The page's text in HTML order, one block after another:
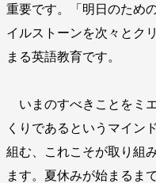
重要です。「明日のため
イルストーンを次々とク
まる英語教育です。
いまのすべきことをミ
くりであるというマイン
組む、これこそが取り組
ます。夏休みが始まるま